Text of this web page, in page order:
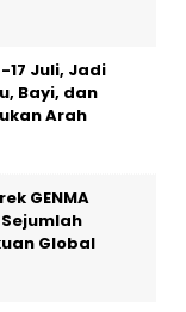
17 Juli, Jadi
Bayi, dan
Arah
GENMA
Global